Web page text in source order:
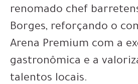
renomado chef
Borges, reforçando o
Arena Premium com a
gastronômica e a
talentos locais.